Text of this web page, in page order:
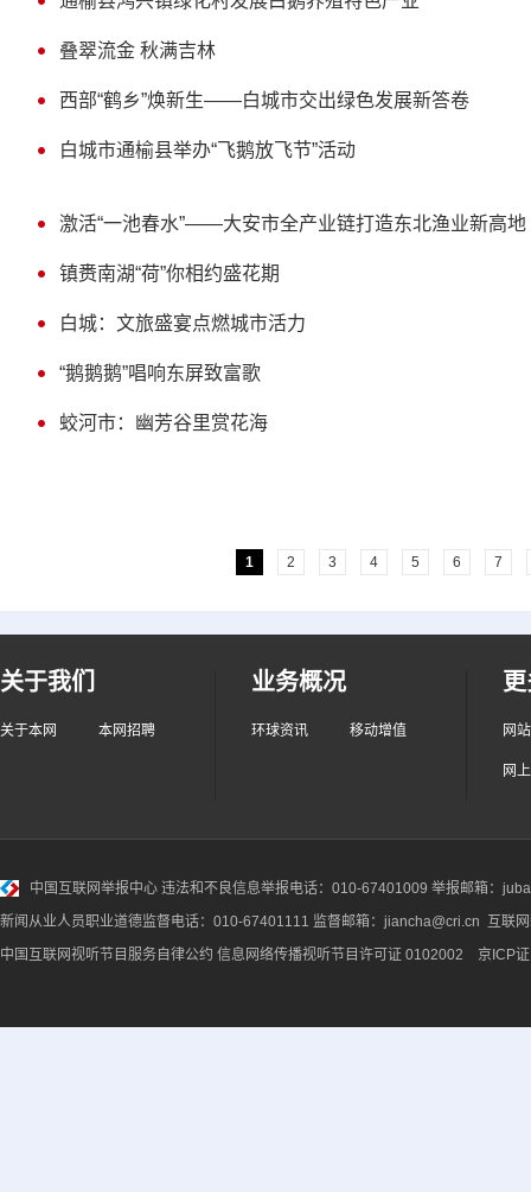
叠翠流金 秋满吉林
西部“鹤乡”焕新生——白城市交出绿色发展新答卷
白城市通榆县举办“飞鹅放飞节”活动
激活“一池春水”——大安市全产业链打造东北渔业新高地
镇赉南湖“荷”你相约盛花期
白城：文旅盛宴点燃城市活力
“鹅鹅鹅”唱响东屏致富歌
蛟河市：幽芳谷里赏花海
1 2 3 4 5 6 7
关于我们
关于本网 本网招聘
业务概况
环球资讯 移动增值 网
网
中国互联网举报中心 违法和不良信息举报电话：010-67401009 举报邮箱：
新闻从业人员职业道德监督电话：010-67401111 监督邮箱：jiancha@cri.cn 互联
中国互联网视听节目服务自律公约 信息网络传播视听节目许可证 0102002 京ICP